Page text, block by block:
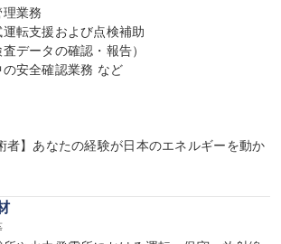
理業務
運転支援および点検補助
データの確認・報告）
の安全確認業務 など
者】あなたの経験が日本のエネルギーを動か